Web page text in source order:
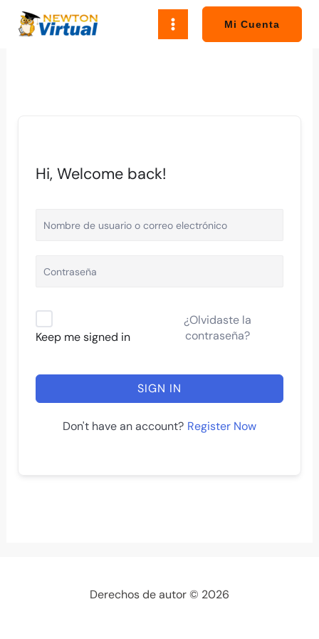
Mi Cuenta
Hi, Welcome back!
Keep me signed in
¿Olvidaste la
contraseña?
SIGN IN
Don't have an account? Register Now
Derechos de autor © 2026